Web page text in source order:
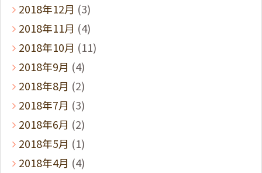
2018年12月 (3)
2018年11月 (4)
2018年10月 (11)
2018年9月 (4)
2018年8月 (2)
2018年7月 (3)
2018年6月 (2)
2018年5月 (1)
2018年4月 (4)